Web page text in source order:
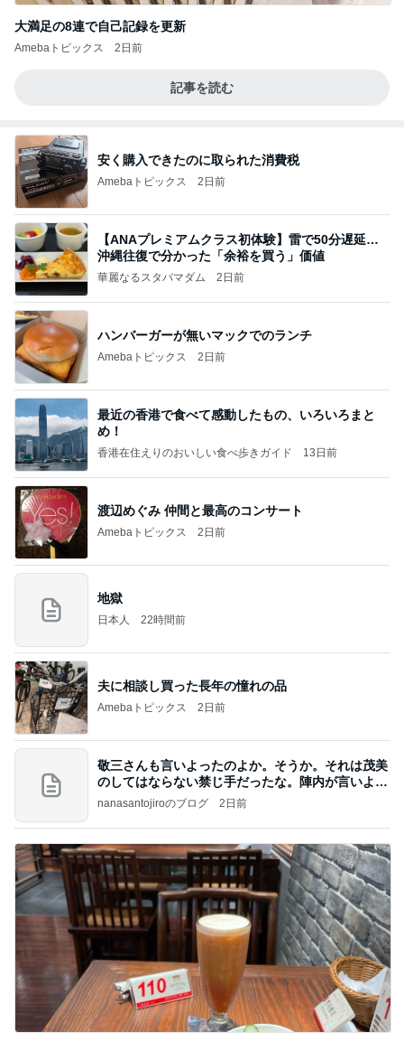
大満足の8連で自己記録を更新
Amebaトピックス 2日前
記事を読む
安く購入できたのに取られた消費税
Amebaトピックス 2日前
【ANAプレミアムクラス初体験】雷で50分遅延…
沖縄往復で分かった「余裕を買う」価値
華麗なるスタバマダム 2日前
ハンバーガーが無いマックでのランチ
Amebaトピックス 2日前
最近の香港で食べて感動したもの、いろいろまと
め！
香港在住えりのおいしい食べ歩きガイド 13日前
渡辺めぐみ 仲間と最高のコンサート
Amebaトピックス 2日前
地獄
日本人 22時間前
夫に相談し買った長年の憧れの品
Amebaトピックス 2日前
敬三さんも言いよったのよか。そうか。それは茂美
のしてはならない禁じ手だったな。陣内が言いよる
のよ
nanasantojiroのブログ 2日前